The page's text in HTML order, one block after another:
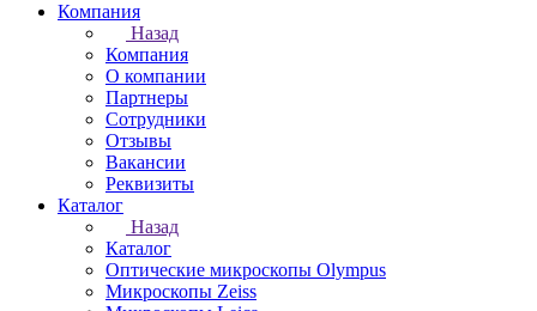
Компания
Назад
Компания
О компании
Партнеры
Сотрудники
Отзывы
Вакансии
Реквизиты
Каталог
Назад
Каталог
Оптические микроскопы Olympus
Микроскопы Zeiss